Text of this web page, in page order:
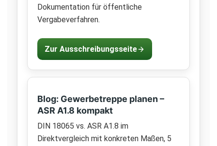
Dokumentation für öffentliche
Vergabeverfahren.
Zur Ausschreibungsseite
Blog: Gewerbetreppe planen –
ASR A1.8 kompakt
DIN 18065 vs. ASR A1.8 im
Direktvergleich mit konkreten Maßen, 5